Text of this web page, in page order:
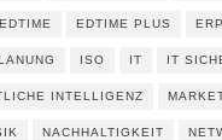
EDTIME EDTIME PLUS ERP
ISO IT IT
INTELLIGENZ
NACHHALTIGKEIT